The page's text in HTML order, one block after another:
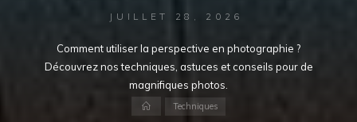
JUILLET 28, 2026
AccueilTechniques
Comment utiliser la perspective en photographie ?
Découvrez nos techniques, astuces et conseils pour de
magnifiques photos.